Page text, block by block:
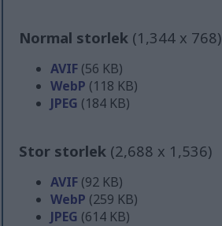
Normal storlek (1,344 x 768)
AVIF (56 KB)
WebP (118 KB)
JPEG (184 KB)
Stor storlek (2,688 x 1,536)
AVIF (92 KB)
WebP (259 KB)
JPEG (614 KB)